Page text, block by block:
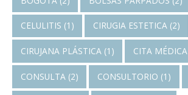
CELULITIS (1) CIRUGIA ESTETICA (2)
CIRUJANA PLÁSTICA(1) CITA MÉDICA
CONSULTA(2) CONSULTORIO (1)